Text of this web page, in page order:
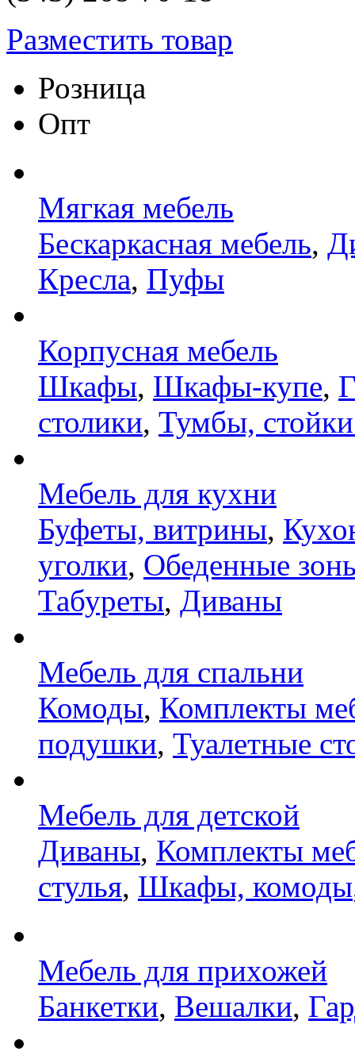
Разместить товар
Розница
Опт
Мягкая мебель
Бескаркасная мебель,
Кресла, Пуфы
Корпусная мебель
Шкафы, Шкафы-купе,
столики, Тумбы,
Мебель для кухни
Буфеты, витрины,
уголки, Обеденные
Табуреты, Диваны
Мебель для спальни
Комоды, Комплекты
подушки, Туалетные
Мебель для детской
Диваны, Комплекты
стулья, Шкафы, комоды
Мебель для прихожей
Банкетки, Вешалки,